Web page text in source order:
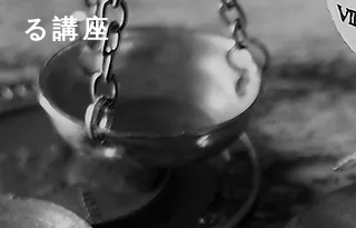
る講座